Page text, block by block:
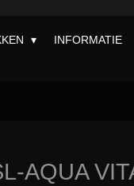
INFORMATIE
AQUA